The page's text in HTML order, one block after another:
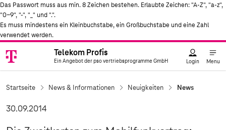
Das Passwort muss aus min. 8 Zeichen bestehen. Erlaubte Zeichen: "A-Z", "a-z",
"0-9", "-", "_" und ".".
Es muss mindestens ein Kleinbuchstabe, ein Großbuchstabe und eine Zahl
verwendet werden.
Telekom
Logo
Telekom Profis
Ein Angebot der pso vertriebsprogramme GmbH Login Menu
Startseite News & Informationen Neuigkeiten News
30.09.2014